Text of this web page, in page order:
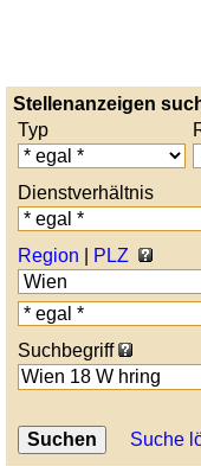
Stellenanzeigen
Typ
Dienstverhältnis
Region
PLZ
Suchbegriff
Suche